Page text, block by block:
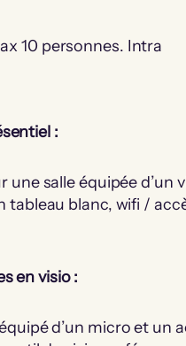
10 personnes. Intra
:
salle équipée d’un
tableau blanc, wifi /
en visio :
d’un micro et un